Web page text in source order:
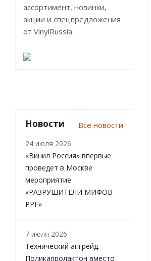
ассортимент, новинки,
акции и спецпредложения
от VinylRussia.
Новости Все новости
24 июля 2026
«Винил Россия» впервые
проведет в Москве
мероприятие
«РАЗРУШИТЕЛИ МИФОВ
PPF»
7 июля 2026
Технический апгрейд.
Поликапролактон вместо